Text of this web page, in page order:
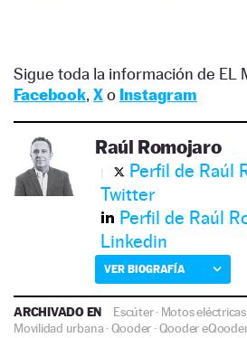
Sigue toda la información de EL
Facebook, Xo Instagram
Raúl Romojaro
Perfil de Raúl
Twitter
Perfil de Raúl
Linkedin
VER BIOGRAFÍA
ARCHIVADO EN Escúter· Motos eléctricas
Movilidad urbana·Qooder ·Qooder